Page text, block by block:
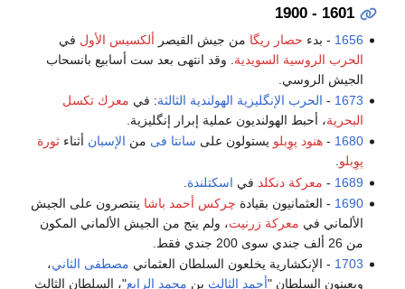
1601 - 1900
1656 - بدء حصار ريگا من جيش القيصر ألكسيس الأول في
الحرب الروسية السويدية . وقد انتهى بعد ست أسابيع بانسحاب
الجيش الروسي.
1673
- الحرب الإنگليزية الهولندية الثالثة: في معرك تكسل
البحرية، أحبط الهولنديون عملية إبرار إنگليزية.
1680
-هنود پوِبلو يستولون على سانتا فى من الإسبان أثناءثورة
پوِبلو.
1689
- معركة دنكلد في اسكتلندة
1690 - العثمانيون بقيادة چركس أحمد باشا ينتصرون على الجيش
الألماني في معركة زرنيت، ولم ينج من الجيش الألماني المكون
من 26 ألف جندي سوى 200 جندي فقط.
1703 - الإنكشارية يخلعون السلطان العثماني مصطفى الثاني،
ويعينون السلطان "أحمد الثالث بن محمد الرابع"، السلطان الثالث